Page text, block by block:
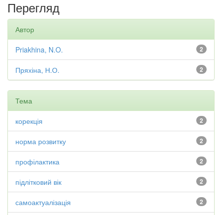
Перегляд
Автор
2
Priakhina, N.O.
2
Пряхіна, Н.О.
Тема
2
корекція
2
норма розвитку
2
профілактика
2
підлітковий вік
2
самоактуалізація